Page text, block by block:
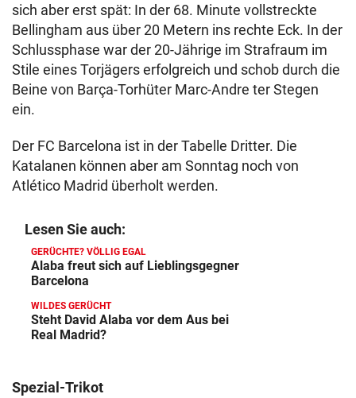
sich aber erst spät: In der 68. Minute vollstreckte
Bellingham aus über 20 Metern ins rechte Eck. In der
Schlussphase war der 20-Jährige im Strafraum im
Stile eines Torjägers erfolgreich und schob durch die
Beine von Barça-Torhüter Marc-Andre ter Stegen
ein.
Der FC Barcelona ist in der Tabelle Dritter. Die
Katalanen können aber am Sonntag noch von
Atlético Madrid überholt werden.
Lesen Sie auch:
GERÜCHTE? VÖLLIG EGAL
Alaba freut sich auf Lieblingsgegner
Barcelona
WILDES GERÜCHT
Steht David Alaba vor dem Aus bei
Real Madrid?
Spezial-Trikot